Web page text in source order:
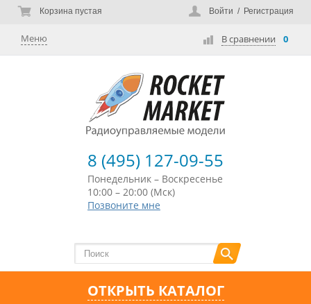
Корзина пустая Войти / Регистрация
Меню В сравнении 0
8 (495) 127-09-55
Понедельник – Воскресенье
10:00 – 20:00 (Мск)
Позвоните мне
ОТКРЫТЬ КАТАЛОГ